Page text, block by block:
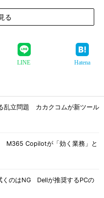
る
LINE Hatena
乱立問題 カカクコムが新ツール
M365 Copilotが「効く業務」と
くのはNG Dellが推奨するPCの